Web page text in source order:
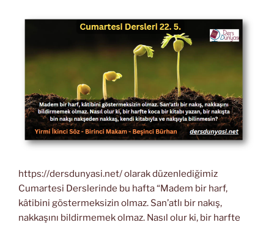
https://dersdunyasi.net/ olarak düzenlediğimiz
Cumartesi Derslerinde bu hafta “Madem bir harf,
kâtibini göstermeksizin olmaz. San’atlı bir nakış,
nakkaşını bildirmemek olmaz. Nasıl olur ki, bir harfte